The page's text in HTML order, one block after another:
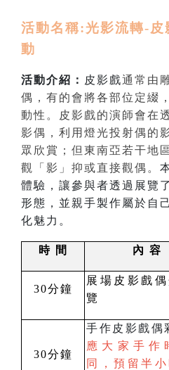
活動名稱:光影流轉-皮
動
活動介紹： 皮影戲通常由
偶，有的會將各部位定綴
動性。皮影戲的演師會在
影偶，利用燈光投射偶的
眾欣賞；但東南亞若干地
觀「影」抑或直接觀偶。
體驗，讓參與者透過展覽
形態，並親手製作屬於自
化魅力。
時 間 內 容
30分鐘
展場皮影戲
覽
30分鐘
手作皮影戲偶
應大家手作
同，預留半